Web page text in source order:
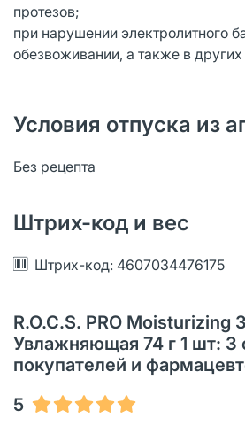
протезов;
при нарушении электролитного
обезвоживании, а также в других
Условия отпуска из
Без рецепта
Штрих-код и вес
Штрих-код: 4607034476175
R.O.C.S. PRO Moisturizing
Увлажняющая 74 г 1 шт: 3
покупателей и
5